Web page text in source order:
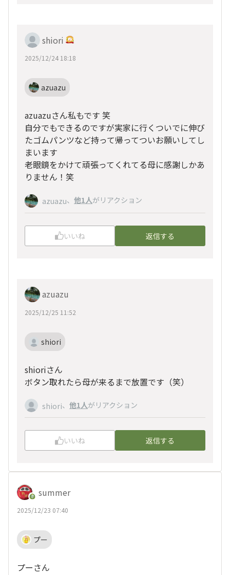
shiori
2025/12/24 18:18
azuazu
azuazuさん私もです 笑
自分でもできるのですが実家に行くついでに伸び
たゴムパンツなど持って帰ってついお願いしてし
まいます
老眼鏡をかけて頑張ってくれてる母に感謝しかあ
りません！笑
azuazu、 他1人がリアクション
いいね 返信する
azuazu
2025/12/25 11:52
shiori
shioriさん
ボタン取れたら母が来るまで放置です（笑）
shiori、 他1人がリアクション
いいね 返信する
summer
2025/12/23 07:40
プー
プーさん